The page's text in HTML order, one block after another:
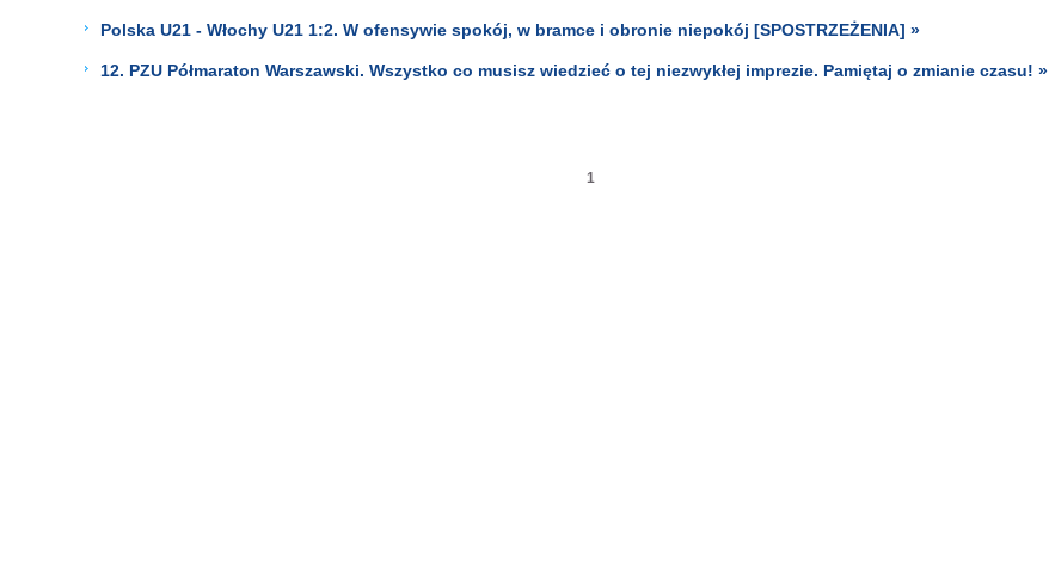
Polska U21 - Włochy U21 1:2. W ofensywie spokój, w bramce i obronie niepokój [SPOSTRZEŻENIA] »
12. PZU Półmaraton Warszawski. Wszystko co musisz wiedzieć o tej niezwykłej imprezie. Pamiętaj o zmianie czasu! »
1